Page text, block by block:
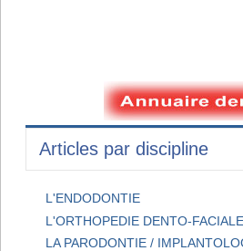
Articles par discipline
L'ENDODONTIE
L'ORTHOPEDIE DENTO-FACIALE
LA PARODONTIE /